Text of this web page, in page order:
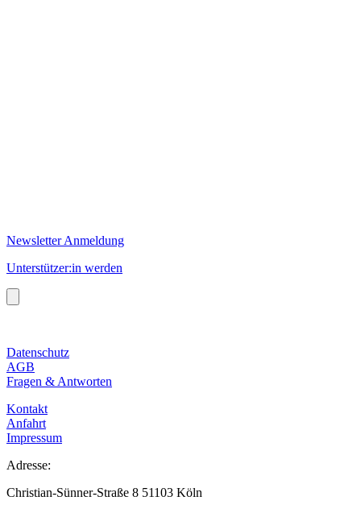
Newsletter Anmeldung
Unterstützer:in werden
Datenschutz
AGB
Fragen & Antworten
Kontakt
Anfahrt
Impressum
Adresse:
Christian-Sünner-Straße 8 51103 Köln